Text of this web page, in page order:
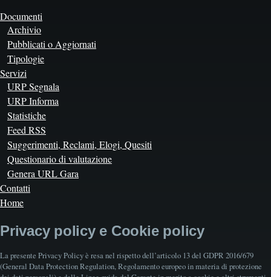
Documenti
Archivio
Pubblicati o Aggiornati
Tipologie
Servizi
URP Segnala
URP Informa
Statistiche
Feed RSS
Suggerimenti, Reclami, Elogi, Quesiti
Questionario di valutazione
Genera URL Gara
Contatti
Home
Privacy policy e Cookie policy
La presente Privacy Policy è resa nel rispetto dell’articolo 13 del GDPR 2016/679
(General Data Protection Regulation, Regolamento europeo in materia di protezione